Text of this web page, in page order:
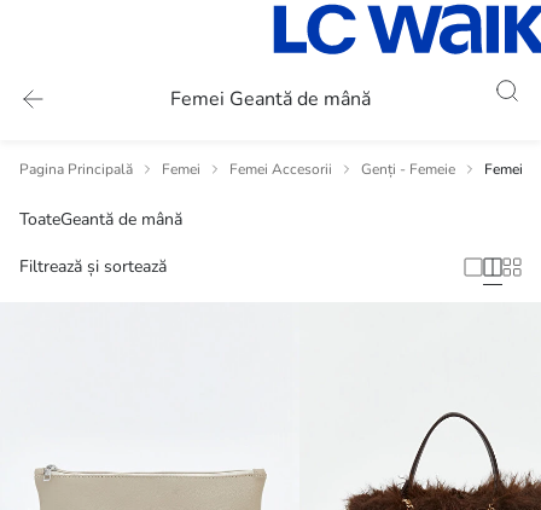
Femei Geantă de mână
Pagina Principală Femei Femei Accesorii Genți - Femeie Femei
ToateGeantă de mână
Filtrează și sortează